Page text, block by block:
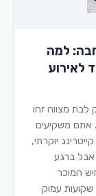
למה
לאירוע
מצווה זהו
אתם משקיעים
יוקרתי,
אבל ברגע
המוכר
שקועות עמוק